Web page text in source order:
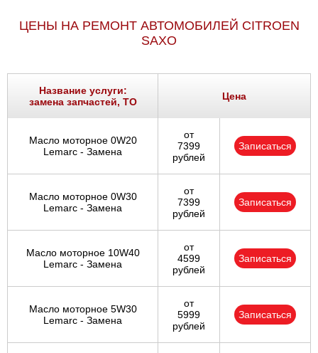
ЦЕНЫ НА РЕМОНТ АВТОМОБИЛЕЙ CITROEN
SAXO
Название услуги:
замена запчастей, ТО
Цена
Масло моторное 0W20
Lemarc - Замена
от
7399
рублей
Записаться
Масло моторное 0W30
Lemarc - Замена
от
7399
рублей
Записаться
Масло моторное 10W40
Lemarc - Замена
от
4599
рублей
Записаться
Масло моторное 5W30
Lemarc - Замена
от
5999
рублей
Записаться